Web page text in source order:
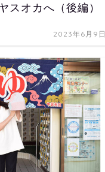
スオカへ（後編）
2023年6月9日